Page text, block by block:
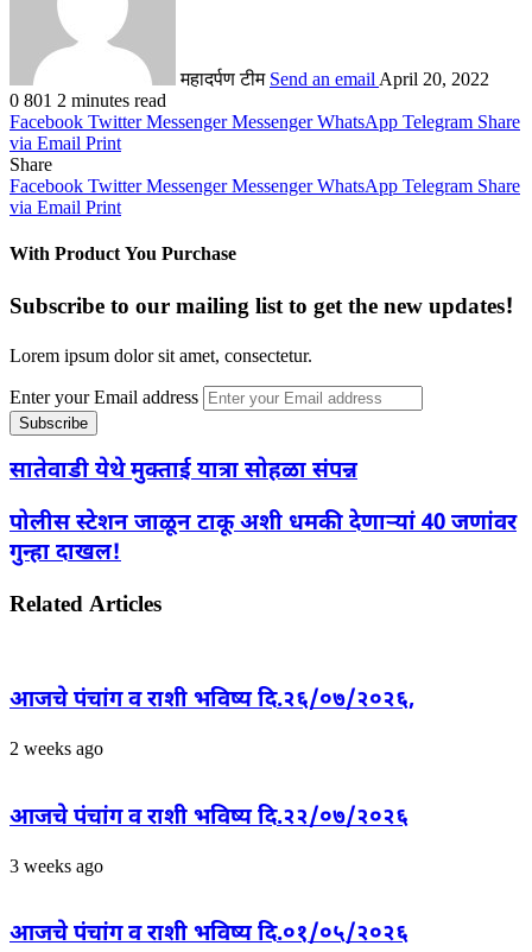
महादर्पण टीम Send an email April 20, 2022
0 801 2 minutes read
Facebook Twitter Messenger Messenger WhatsApp Telegram Share
via Email Print
Share
Facebook Twitter Messenger Messenger WhatsApp Telegram Share
via Email Print
With Product You Purchase
Subscribe to our mailing list to get the new updates!
Lorem ipsum dolor sit amet, consectetur.
Enter your Email address
सातेवाडी येथे मुक्ताई यात्रा सोहळा संपन्न
पोलीस स्टेशन जाळून टाकू अशी धमकी देणाऱ्यां 40 जणांवर
गुन्हा दाखल!
Related Articles
आजचे पंचांग व राशी भविष्य दि.२६/०७/२०२६,
2 weeks ago
आजचे पंचांग व राशी भविष्य दि.२२/०७/२०२६
3 weeks ago
आजचे पंचांग व राशी भविष्य दि.०१/०५/२०२६